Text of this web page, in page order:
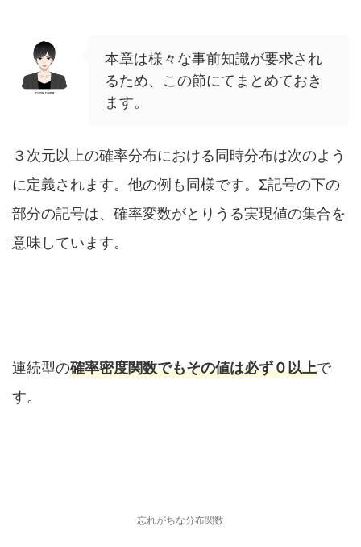
本章は様々な事前知識が要求され
るため、この節にてまとめておき
ます。
３次元以上の確率分布における同時分布は次のよう
に定義されます。他の例も同様です。Σ記号の下の
部分の記号は、確率変数がとりうる実現値の集合を
意味しています。
連続型の確率密度関数でもその値は必ず０以上で
す。
忘れがちな分布関数